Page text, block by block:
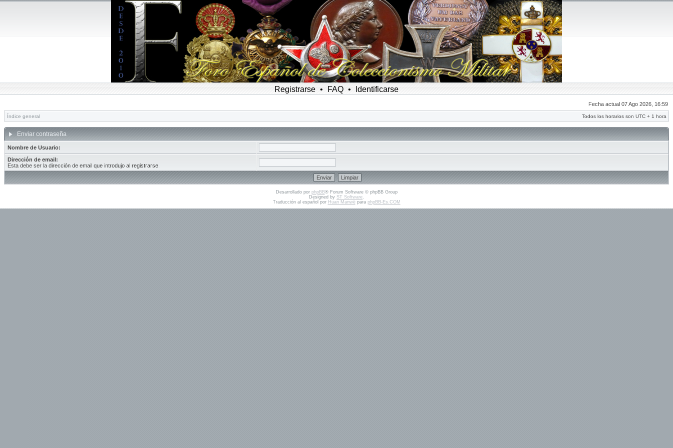
Registrarse • FAQ • Identificarse
Fecha actual 07 Ago 2026, 16:59
Índice general Todos los horarios son UTC + 1 hora
Enviar contraseña
Nombre de Usuario:
Dirección de email:
Esta debe ser la dirección de email que introdujo al registrarse.
Desarrollado por phpBB® Forum Software © phpBB Group
Designed by ST Software.
Traducción al español por Huan Manwëpara phpBB-Es.COM